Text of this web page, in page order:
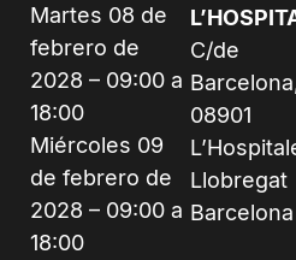
Martes 08 de
febrero de
2028 – 09:00 a
18:00
Miércoles 09
de febrero de
2028 – 09:00 a
18:00
C/de
08901
Llobregat
Barcelona